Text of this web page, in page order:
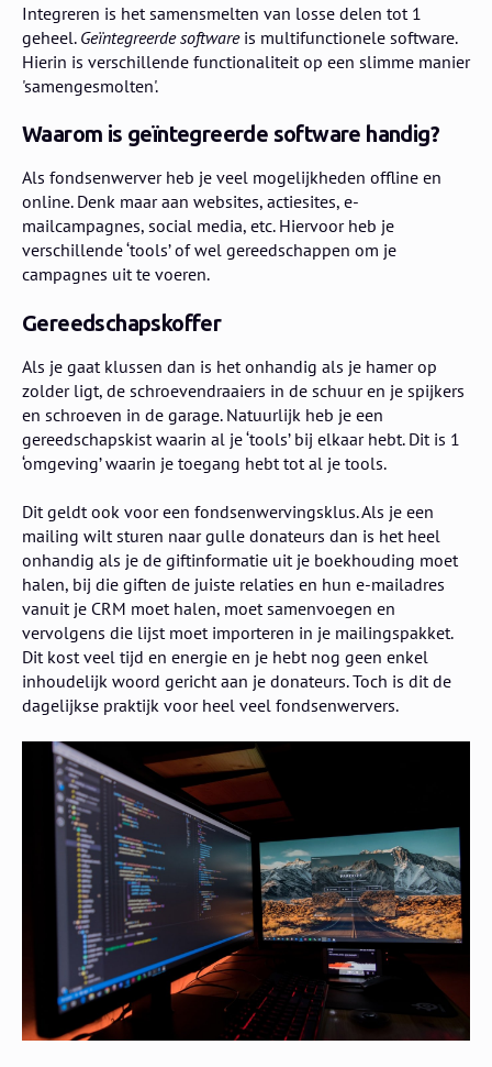
Integreren is het samensmelten van losse delen tot 1
geheel. Geïntegreerde softwareis multifunctionele software.
Hierin is verschillende functionaliteit op een slimme manier
'samengesmolten'.
Waarom is geïntegreerde software handig?
Als fondsenwerver heb je veel mogelijkheden offline en
online. Denk maar aan websites, actiesites, e-
mailcampagnes, social media, etc. Hiervoor heb je
verschillende ‘tools’ of wel gereedschappen om je
campagnes uit te voeren.
Gereedschapskoffer
Als je gaat klussen dan is het onhandig als je hamer op
zolder ligt, de schroevendraaiers in de schuur en je spijkers
en schroeven in de garage. Natuurlijk heb je een
gereedschapskist waarin al je ‘tools’ bij elkaar hebt. Dit is 1
‘omgeving’ waarin je toegang hebt tot al je tools.
Dit geldt ook voor een fondsenwervingsklus. Als je een
mailing wilt sturen naar gulle donateurs dan is het heel
onhandig als je de giftinformatie uit je boekhouding moet
halen, bij die giften de juiste relaties en hun e-mailadres
vanuit je CRM moet halen, moet samenvoegen en
vervolgens die lijst moet importeren in je mailingspakket.
Dit kost veel tijd en energie en je hebt nog geen enkel
inhoudelijk woord gericht aan je donateurs. Toch is dit de
dagelijkse praktijk voor heel veel fondsenwervers.